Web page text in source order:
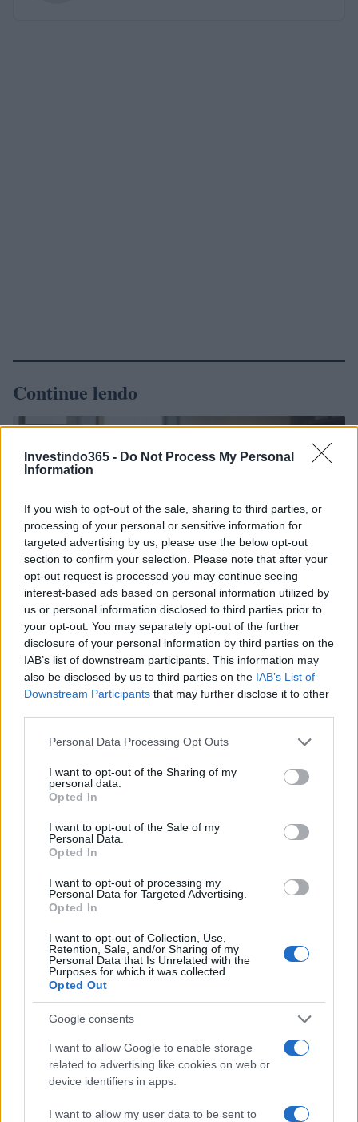
Investindo365 - Do Not Process My Personal
Information
If you wish to opt-out of the sale, sharing to third parties, or
processing of your personal or sensitive information for
targeted advertising by us, please use the below opt-out
section to confirm your selection. Please note that after your
opt-out request is processed you may continue seeing
interest-based ads based on personal information utilized by
us or personal information disclosed to third parties prior to
your opt-out. You may separately opt-out of the further
disclosure of your personal information by third parties on the
IAB’s list of downstream participants. This information may
also be disclosed by us to third parties on the IAB’s List of
Downstream Participants that may further disclose it to other
Please note that this website/app uses one or more Google
not limited to your visit or usage behaviour. You may click to
grant or deny consent to Google and its third-party tags to
use your data for below specified purposes in below Google
consent section.
Personal Data Processing Opt Outs
I want to opt-out of the Sharing of my
personal data.
Opted In
I want to opt-out of the Sale of my
Personal Data.
Opted In
I want to opt-out of processing my
Personal Data for Targeted Advertising.
Opted In
I want to opt-out of Collection, Use,
Retention, Sale, and/or Sharing of my
Personal Data that Is Unrelated with the
Purposes for which it was collected.
Opted Out
Google consents
I want to allow Google to enable storage
related to advertising like cookies on web or
device identifiers in apps.
I want to allow my user data to be sent to
Continue lendo
Rendimentos de R$ 10 mil em diferentes investimentos com a
Selic a 14%
Bruno Costa · 7 ago 2026
Retiradas da caderneta de poupança superam depósitos em R$
7,152 bilhões
Beatriz Almeida · 7 ago 2026
FINANÇA